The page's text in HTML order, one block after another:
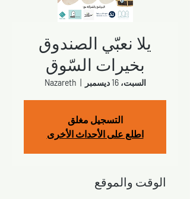
يلا نعبّي الصندوق
بخيرات السّوق
السبت، 16 ديسمبر Nazareth
التسجيل مغلق
اطلع على الأحداث الأخرى
الوقت والموقع